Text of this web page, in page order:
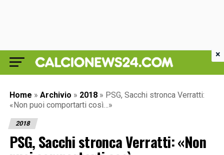
Home » Archivio » 2018 » PSG, Sacchi stronca Verratti:
«Non puoi comportarti così…»
2018
PSG, Sacchi stronca Verratti: «Non
×